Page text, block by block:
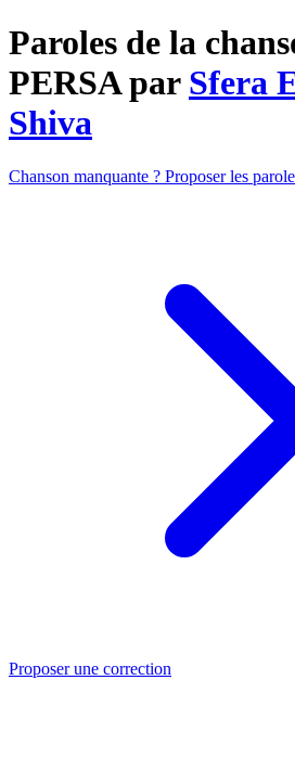
Paroles de la
PERSA par Sfera
Shiva
Chanson manquante ? Proposer les
Proposer une correction